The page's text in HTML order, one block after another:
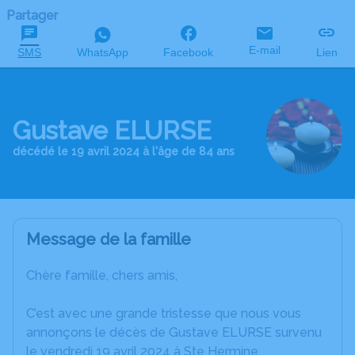
Partager
SMS WhatsApp Facebook E-mail Lien
Gustave ELURSE
décédé le 19 avril 2024 à l'âge de 84 ans
Message de la famille
Chère famille, chers amis,
C’est avec une grande tristesse que nous vous
annonçons le décès de Gustave ELURSE survenu
le vendredi 19 avril 2024 à Ste Hermine.